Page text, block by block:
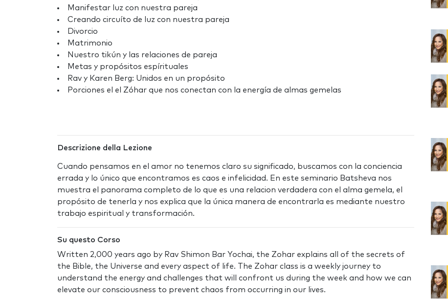
Manifestar luz con nuestra pareja
Creando circuíto de luz con nuestra pareja
Divorcio
Matrimonio
Nuestro tikún y las relaciones de pareja
Metas y propósitos espírituales
Rav y Karen Berg: Unidos en un propósito
Porciones el el Zóhar que nos conectan con la energía de almas gemelas
Descrizione della Lezione
Cuando pensamos en el amor no tenemos claro su significado, buscamos con la conciencia
errada y lo único que encontramos es caos e infelicidad. En este seminario Batsheva nos
muestra el panorama completo de lo que es una relacion verdadera con el alma gemela, el
propósito de tenerla y nos explica que la única manera de encontrarla es mediante nuestro
trabajo espiritual y transformación.
Su questo Corso
Written 2,000 years ago by Rav Shimon Bar Yochai, the Zohar explains all of the secrets of
the Bible, the Universe and every aspect of life. The Zohar class is a weekly journey to
understand the energy and challenges that will confront us during the week and how we can
elevate our consciousness to prevent chaos from occurring in our lives.